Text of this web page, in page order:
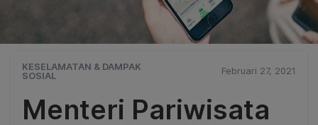
KESELAMATAN & DAMPAK
SOSIAL
Februari 27, 2021
Menteri Pariwisata